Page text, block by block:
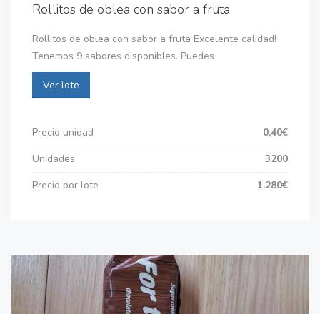
Rollitos de oblea con sabor a fruta
Rollitos de oblea con sabor a fruta Excelente calidad!
Tenemos 9 sabores disponibles. Puedes
Ver lote
Precio unidad
0,40€
Unidades
3200
Precio por lote
1.280€